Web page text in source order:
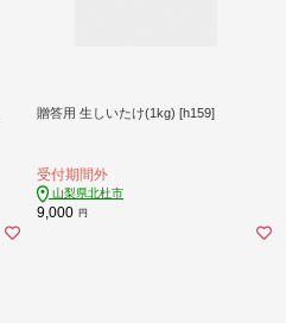
贈答用 生しいたけ(1kg) [h159]
受付期間外
山梨県北杜市
9,000 円